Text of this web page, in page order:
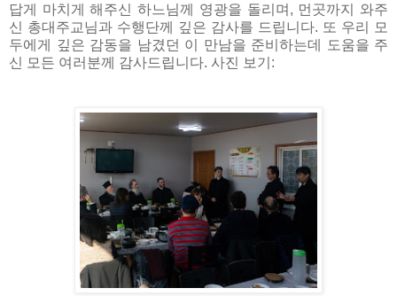
답게 마치게 해주신 하느님께 영광을 돌리며, 먼곳까지 와주
신 총대주교님과 수행단께 깊은 감사를 드립니다. 또 우리 모
두에게 깊은 감동을 남겼던 이 만남을 준비하는데 도움을 주
신 모든 여러분께 감사드립니다. 사진 보기: